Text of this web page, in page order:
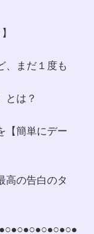
、まだ１度も
とは？
【簡単にデー
高の告白のタ